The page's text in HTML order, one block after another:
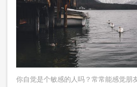
你自觉是个敏感的人吗？常常能感觉朋